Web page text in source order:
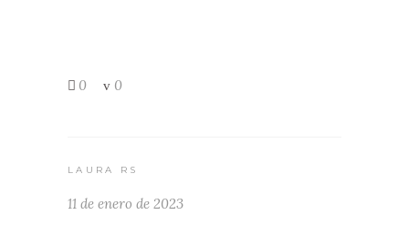
0 0
LAURA RS
11 de enero de 2023